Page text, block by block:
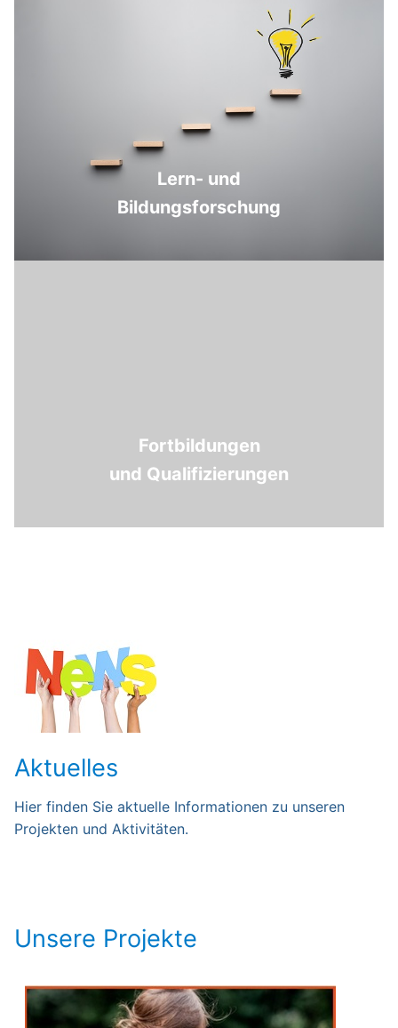
Lern- und
Bildungsforschung
Fortbildungen
und Qualifizierungen
Aktuelles
Hier finden Sie aktuelle Informationen zu unseren
Projekten und Aktivitäten.
Unsere Projekte